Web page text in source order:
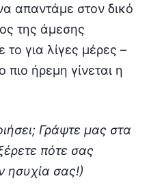
απαντάμε στον δικό
της άμεσης
το για λίγες μέρες –
ήρεμη γίνεται η
Γράψτε μας στα
πότε σας
ησυχία σας!)